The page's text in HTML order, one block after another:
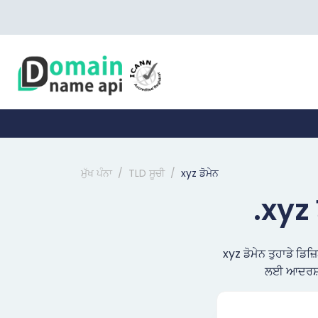
ਮੁੱਖ ਪੰਨਾ TLD ਸੂਚੀ xyz ਡੋਮੇਨ
xyz ਡੋਮੇਨ ਤੁਹਾਡੇ
ਲਈ ਆਦਰਸ਼